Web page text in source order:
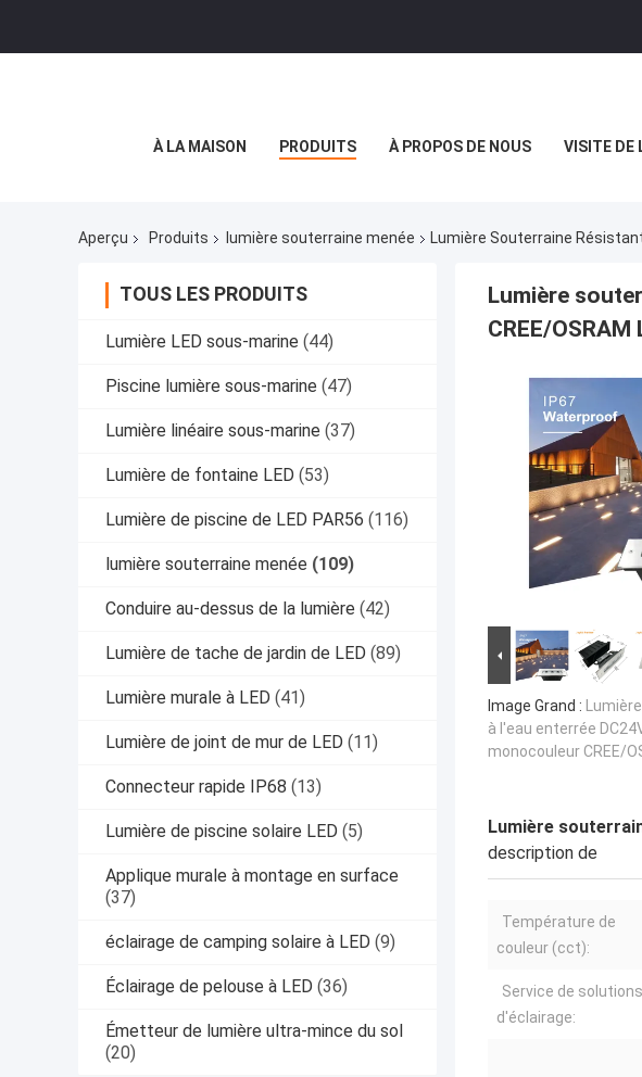
À LA MAISON PRODUITS À PROPOS DE NOUS VISITE DE
Aperçu Produits lumière souterraine menée Lumière Souterraine
TOUS LES PRODUITS
Lumière LED sous-marine (44)
Piscine lumière sous-marine (47)
Lumière linéaire sous-marine (37)
Lumière de fontaine LED (53)
Lumière de piscine de LED PAR56 (116)
lumière souterraine menée (109)
Conduire au-dessus de la lumière (42)
Lumière de tache de jardin de LED (89)
Lumière murale à LED (41)
Lumière de joint de mur de LED (11)
Connecteur rapide IP68 (13)
Lumière de piscine solaire LED (5)
Applique murale à montage en surface
(37)
éclairage de camping solaire à LED (9)
Éclairage de pelouse à LED (36)
Émetteur de lumière ultra-mince du sol
(20)
Lumière
CREE/OSRAM
Image Grand :
à l'eau enterrée
monocouleur CREE/
Lumière
description de
Température de
couleur (cct):
Service de solutions
d'éclairage: